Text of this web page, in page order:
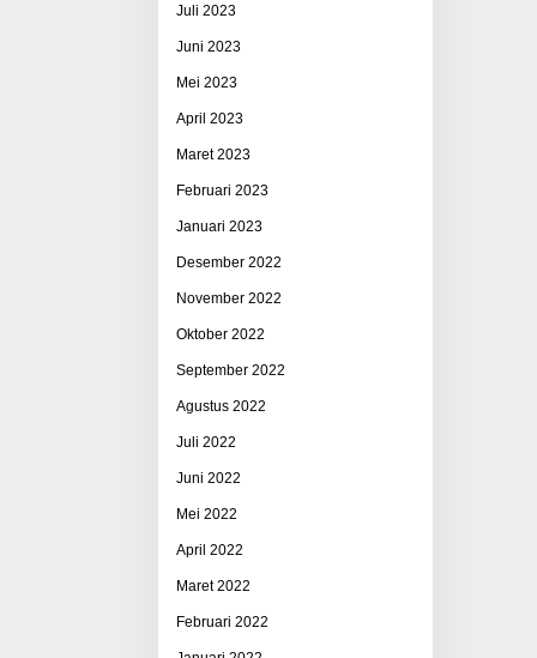
Juli 2023
Juni 2023
Mei 2023
April 2023
Maret 2023
Februari 2023
Januari 2023
Desember 2022
November 2022
Oktober 2022
September 2022
Agustus 2022
Juli 2022
Juni 2022
Mei 2022
April 2022
Maret 2022
Februari 2022